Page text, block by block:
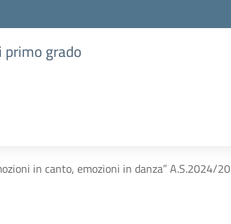
primo grado
in canto, emozioni in danza” A.S.2024/